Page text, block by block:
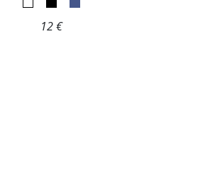
12 €